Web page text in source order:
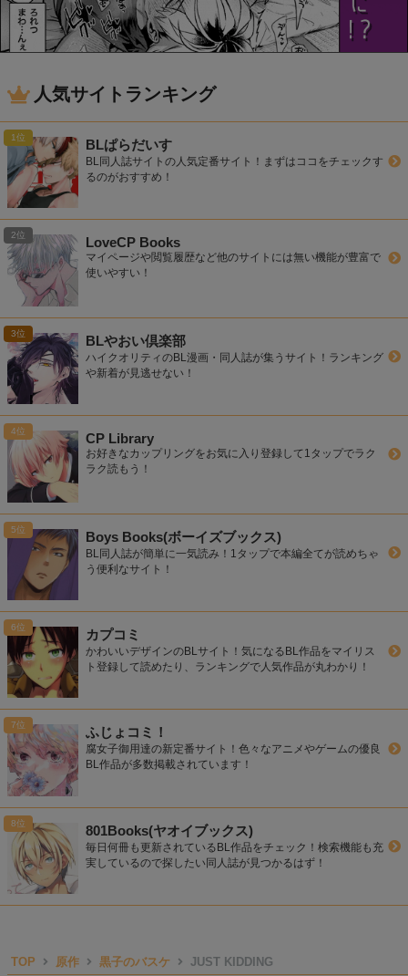
人気サイトランキング
BLぱらだいす
BL同人誌サイトの人気定番サイト！まずはココをチェックす
るのがおすすめ！
LoveCP Books
マイページや閲覧履歴など他のサイトには無い機能が豊富で
使いやすい！
BLやおい倶楽部
ハイクオリティのBL漫画・同人誌が集うサイト！ランキング
や新着が見逃せない！
CP Library
お好きなカップリングをお気に入り登録して1タップでラク
ラク読もう！
Boys Books(ボーイズブックス)
BL同人誌が簡単に一気読み！1タップで本編全てが読めちゃ
う便利なサイト！
カプコミ
かわいいデザインのBLサイト！気になるBL作品をマイリス
ト登録して読めたり、ランキングで人気作品が丸わかり！
ふじょコミ！
腐女子御用達の新定番サイト！色々なアニメやゲームの優良
BL作品が多数掲載されています！
801Books(ヤオイブックス)
毎日何冊も更新されているBL作品をチェック！検索機能も充
実しているので探したい同人誌が見つかるはず！
TOP 原作 黒子のバスケ JUST KIDDING